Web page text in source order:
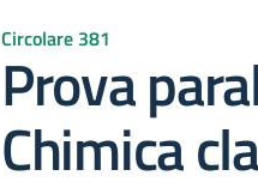
Circolare 381
Prova
Chimica